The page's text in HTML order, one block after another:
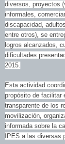
diversos, proyectos
informales,
discapacidad,
entre otros), se
logros alcanzados,
dificultades
2015.
Esta actividad
propósito de facilitar
transparente de los
movilización,
informada sobre la
IPES a las diversas